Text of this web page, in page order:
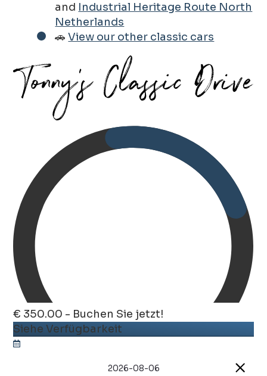
and Industrial Heritage Route North
Netherlands
🚗View our other classic cars
€ 350.00 - Buchen Sie jetzt!
Siehe Verfügbarkeit
2026-08-06